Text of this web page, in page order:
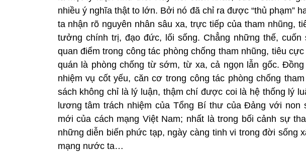
nhiều ý nghĩa thật to lớn. Bởi nó đã chỉ ra được “thủ phạm”
ta nhận rõ nguyên nhân sâu xa, trực tiếp của tham nhũng,
tưởng chính trị, đạo đức, lối sống. Chẳng những thế,
quan điểm trong công tác phòng chống tham nhũng, tiêu
quán là phòng chống từ sớm, từ xa, cả ngọn lẫn gốc.
nhiệm vụ cốt yếu, căn cơ trong công tác phòng chống
sách không chỉ là lý luận, thậm chí được coi là hệ thống lý
lương tâm trách nhiệm của Tổng Bí thư của Đảng với
mới của cách mạng Việt Nam; nhất là trong bối cảnh sự
những diễn biến phức tạp, ngày càng tinh vi trong đời sống
mạng nước ta…